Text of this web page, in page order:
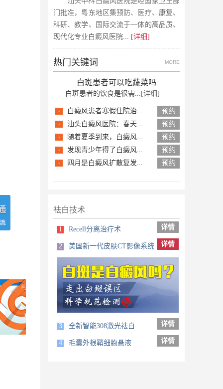
门批准，粤东地区集预防、医疗、康复、
科研、教学、国际交流于一体的高品质、
现代化专业白癜风医院... [详细]
热门关键词 MORE
白斑患者可以吃蔬菜吗
白斑患者的饮食是很需... [详细]
· 白癜风患者寒假住院治... 预约
· 汕头白癜风医院：春天... 预约
· 随着夏季到来，白癜风... 预约
· 发现青少年得了白癜风... 预约
· 四月是白癜风扩散复发... 预约
祛白技术
1 Recell分离治疗术 详情
2 美国新一代皮肤CT影像系统 详情
全新智能308激光祛白
4 毛囊外根鞘细胞悬液 详情